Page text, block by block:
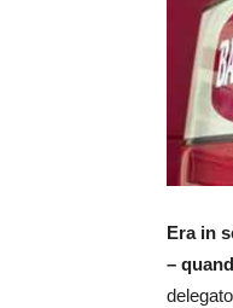
Era in
–